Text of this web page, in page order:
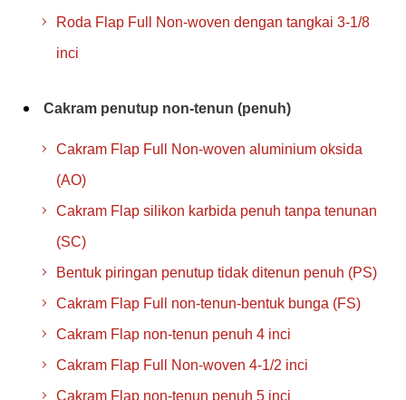
Roda Flap Full Non-woven dengan tangkai 3-1/8
inci
Cakram penutup non-tenun (penuh)
Cakram Flap Full Non-woven aluminium oksida
(AO)
Cakram Flap silikon karbida penuh tanpa tenunan
(SC)
Bentuk piringan penutup tidak ditenun penuh (PS)
Cakram Flap Full non-tenun-bentuk bunga (FS)
Cakram Flap non-tenun penuh 4 inci
Cakram Flap Full Non-woven 4-1/2 inci
Cakram Flap non-tenun penuh 5 inci